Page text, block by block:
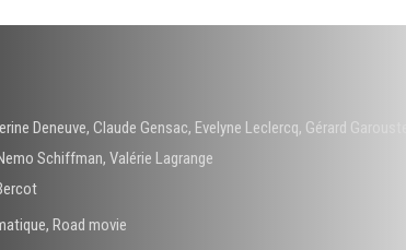
Deneuve, Claude Gensac, Evelyne Leclercq, Gérard Garouste
Schiffman, Valérie Lagrange
, Road movie